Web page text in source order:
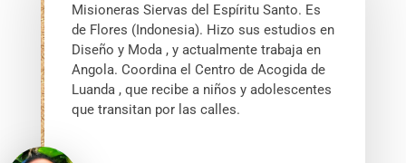
Misioneras Siervas del Espíritu Santo. Es
de Flores (Indonesia). Hizo sus estudios en
Diseño y Moda , y actualmente trabaja en
Angola. Coordina el Centro de Acogida de
Luanda , que recibe a niños y adolescentes
que transitan por las calles.